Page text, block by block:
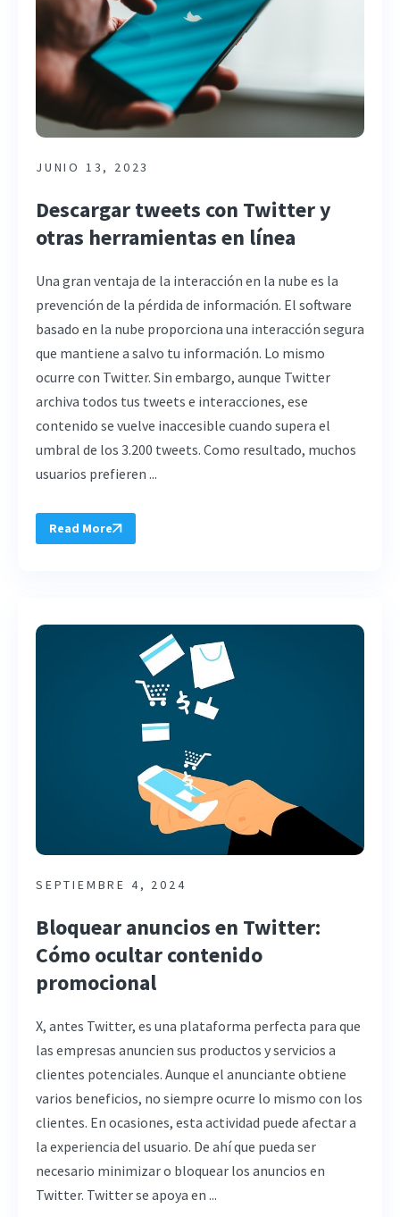
JUNIO 13, 2023
Descargar tweets con Twitter y
otras herramientas en línea
Una gran ventaja de la interacción en la nube es la
prevención de la pérdida de información. El software
basado en la nube proporciona una interacción segura
que mantiene a salvo tu información. Lo mismo
ocurre con Twitter. Sin embargo, aunque Twitter
archiva todos tus tweets e interacciones, ese
contenido se vuelve inaccesible cuando supera el
umbral de los 3.200 tweets. Como resultado, muchos
usuarios prefieren ...
Read More
SEPTIEMBRE 4, 2024
Bloquear anuncios en Twitter:
Cómo ocultar contenido
promocional
X, antes Twitter, es una plataforma perfecta para que
las empresas anuncien sus productos y servicios a
clientes potenciales. Aunque el anunciante obtiene
varios beneficios, no siempre ocurre lo mismo con los
clientes. En ocasiones, esta actividad puede afectar a
la experiencia del usuario. De ahí que pueda ser
necesario minimizar o bloquear los anuncios en
Twitter. Twitter se apoya en ...